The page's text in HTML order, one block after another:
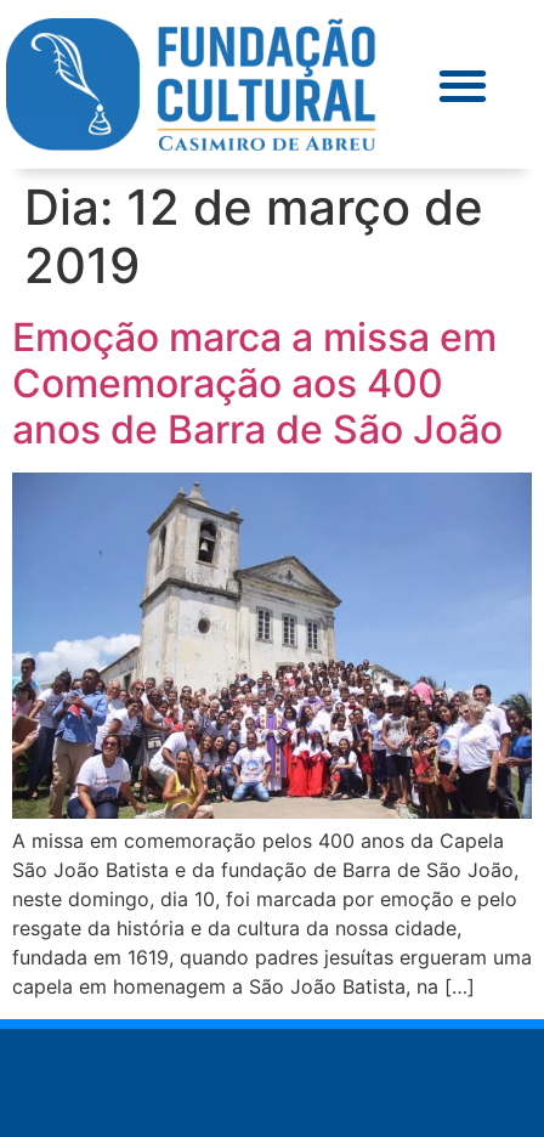
Dia: 12 de março de
2019
Emoção marca a missa em
Comemoração aos 400
anos de Barra de São João
A missa em comemoração pelos 400 anos da Capela
São João Batista e da fundação de Barra de São João,
neste domingo, dia 10, foi marcada por emoção e pelo
resgate da história e da cultura da nossa cidade,
fundada em 1619, quando padres jesuítas ergueram uma
capela em homenagem a São João Batista, na […]